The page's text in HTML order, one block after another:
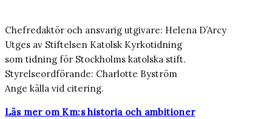
Chefredaktör och ansvarig utgivare: Helena D’Arcy
Utges av Stiftelsen Katolsk Kyrkotidning
som tidning för Stockholms katolska stift.
Styrelseordförande: Charlotte Byström
Ange källa vid citering.
Läs mer om Km:s historia och ambitioner